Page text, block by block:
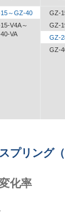
～GZ-40
V4A～
VA
GZ-
GZ-
GZ-
GZ-
プリング（
化率